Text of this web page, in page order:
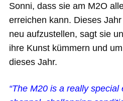
Sonni, dass sie am M2O
erreichen kann. Dieses
neu aufzustellen, sagt sie
ihre Kunst kümmern und
dieses Jahr.
“The M20 is a really